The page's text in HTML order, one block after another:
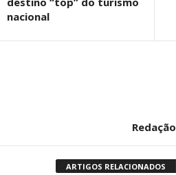
nacional
Redação
ARTIGOS RELACIONADOS